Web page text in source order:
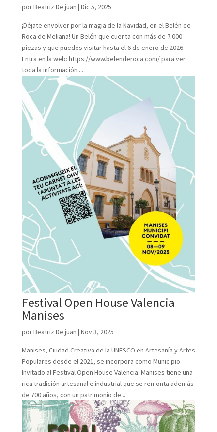
porBeatriz De juan | Dic 5, 2025
¡Déjate envolver por la magia de la Navidad, en el Belén de
Roca de Meliana! Un Belén que cuenta con más de 7.000
piezas y que puedes visitar hasta el 6 de enero de 2026.
Entra en la web: https://www.belenderoca.com/ para ver
toda la información....
Festival Open House Valencia
Manises
porBeatriz De juan | Nov 3, 2025
Manises, Ciudad Creativa de la UNESCO en Artesanía y Artes
Populares desde el 2021, se incorpora como Municipio
Invitado al Festival Open House Valencia. Manises tiene una
rica tradición artesanal e industrial que se remonta además
de 700 años, con un patrimonio de...